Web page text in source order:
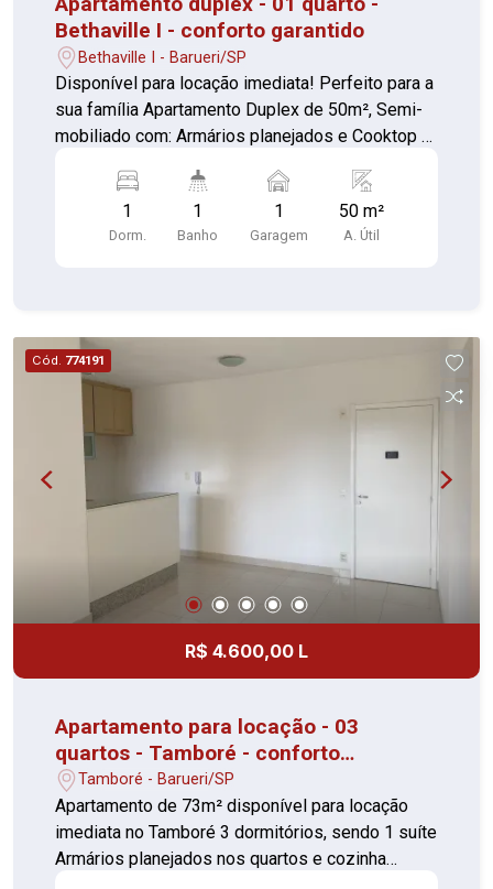
Bethaville I - conforto garantido
Bethaville I - Barueri/SP
Disponível para locação imediata! Perfeito para a
sua família Apartamento Duplex de 50m², Semi-
mobiliado com: Armários planejados e Cooktop 4
apartamentos do Selenita são projetados para
unir conforto, praticidade e sofisticação. O
condomínio conta com piscina, churrasqueira,
1
Dorm.
1
Banho
1
Garagem
50 m²
A. Útil
Cód. 774191
R$ 4.600,00 L
Apartamento para locação - 03
quartos - Tamboré - conforto
garantido
Tamboré - Barueri/SP
Apartamento de 73m² disponível para locação
imediata no Tamboré 3 dormitórios, sendo 1 suíte
Armários planejados nos quartos e cozinha